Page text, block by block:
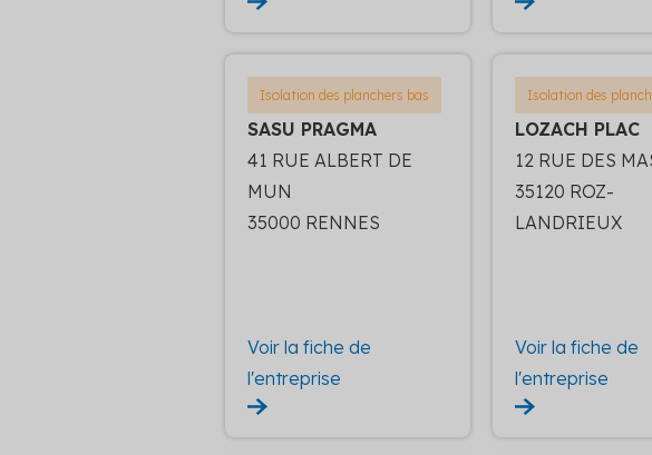
Isolation des planchers bas
SASU PRAGMA
41 RUE ALBERT DE
MUN
35000 RENNES
Voir la fiche de
l'entreprise
Isolation des
LOZACH PLAC
12 RUE DES
35120 ROZ-
LANDRIEUX
Voir la fiche de
l'entreprise